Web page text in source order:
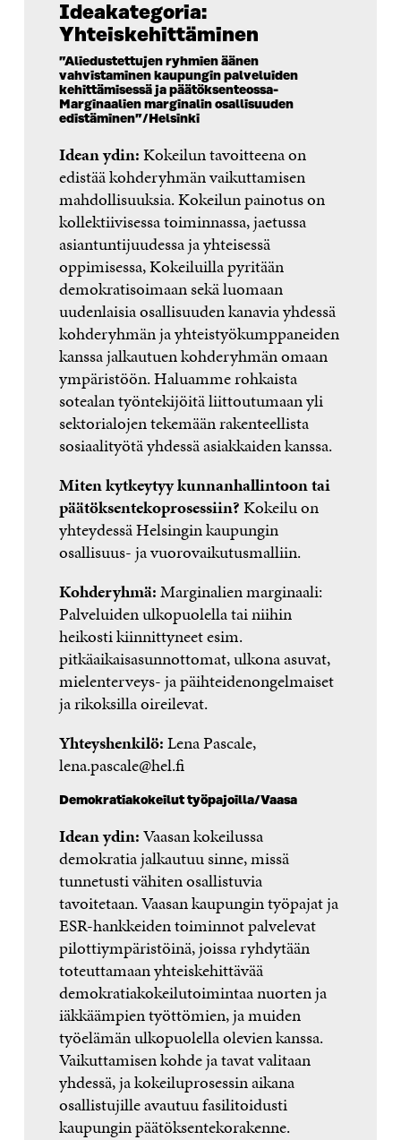
Ideakategoria:
Yhteiskehittäminen
”Aliedustettujen ryhmien äänen
vahvistaminen kaupungin palveluiden
kehittämisessä ja päätöksenteossa-
Marginaalien marginalin osallisuuden
edistäminen”/Helsinki
Idean ydin:Kokeilun tavoitteena on
edistää kohderyhmän vaikuttamisen
mahdollisuuksia. Kokeilun painotus on
kollektiivisessa toiminnassa, jaetussa
asiantuntijuudessa ja yhteisessä
oppimisessa, Kokeiluilla pyritään
demokratisoimaan sekä luomaan
uudenlaisia osallisuuden kanavia yhdessä
kohderyhmän ja yhteistyökumppaneiden
kanssa jalkautuen kohderyhmän omaan
ympäristöön. Haluamme rohkaista
sotealan työntekijöitä liittoutumaan yli
sektorialojen tekemään rakenteellista
sosiaalityötä yhdessä asiakkaiden kanssa.
Miten kytkeytyy kunnanhallintoon tai
päätöksentekoprosessiin?Kokeilu on
yhteydessä Helsingin kaupungin
osallisuus- ja vuorovaikutusmalliin.
Kohderyhmä:Marginalien marginaali:
Palveluiden ulkopuolella tai niihin
heikosti kiinnittyneet esim.
pitkäaikaisasunnottomat, ulkona asuvat,
mielenterveys- ja päihteidenongelmaiset
ja rikoksilla oireilevat.
Yhteyshenkilö:Lena Pascale,
lena.pascale@hel.fi
Demokratiakokeilut työpajoilla/Vaasa
Idean ydin:Vaasan kokeilussa
demokratia jalkautuu sinne, missä
tunnetusti vähiten osallistuvia
tavoitetaan. Vaasan kaupungin työpajat ja
ESR-hankkeiden toiminnot palvelevat
pilottiympäristöinä, joissa ryhdytään
toteuttamaan yhteiskehittävää
demokratiakokeilutoimintaa nuorten ja
iäkkäämpien työttömien, ja muiden
työelämän ulkopuolella olevien kanssa.
Vaikuttamisen kohde ja tavat valitaan
yhdessä, ja kokeiluprosessin aikana
osallistujille avautuu fasilitoidusti
kaupungin päätöksentekorakenne.